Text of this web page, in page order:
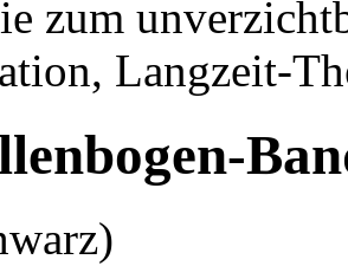
zum
Langzeit-